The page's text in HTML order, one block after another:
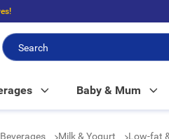
to enjoy FREE in-store pickup!
Baby & Mum
Beverages Milk & Yogurt Low-fat